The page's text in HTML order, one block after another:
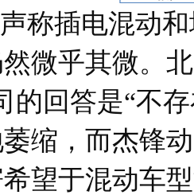
插电混动和
微乎其微。
的回答是“不
缩，而杰锋
望于混动车